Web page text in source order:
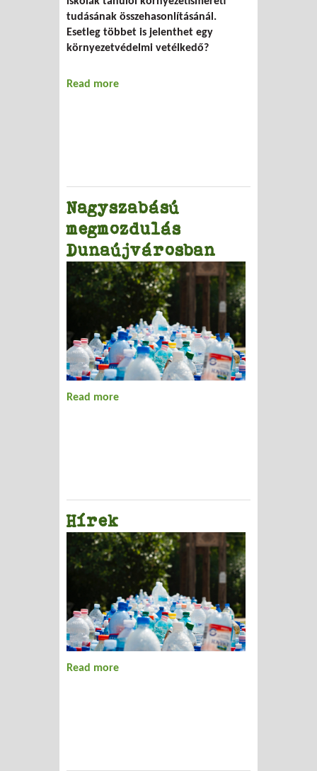
tudásának összehasonlításánál.
Esetleg többet is jelenthet egy
környezetvédelmi vetélkedő?
Read more
Nagyszabású
megmozdulás
Dunaújvárosban
Read more
Hírek
Read more